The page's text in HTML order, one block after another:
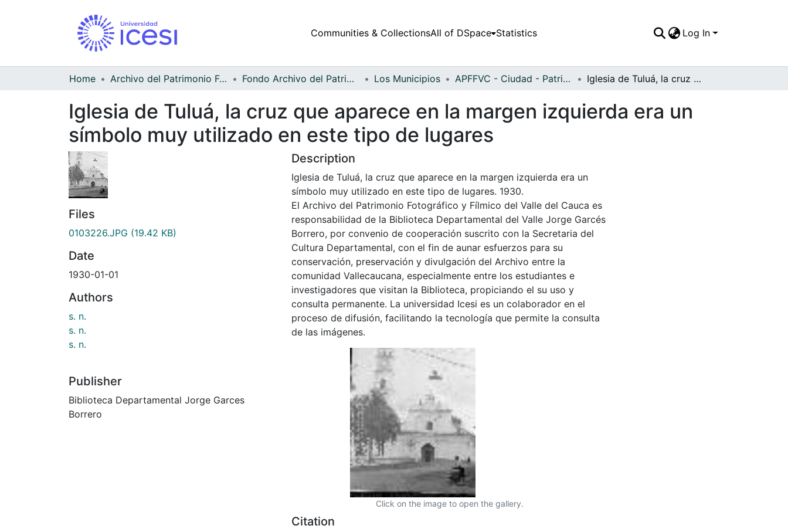
Communities & CollectionsAll of DSpace Statistics Log In
Home Archivo del Patrimonio Fotográfico y Fílmico del Valle del Cauca Fondo Archivo del Patrimonio Fotográfico y Fílmico del Valle del Cauca Los Municipios APFFVC - Ciudad - Patrimonial Iglesia de Tuluá, la cruz que aparece en la margen izquierda era un símbolo muy utilizado en este tipo de lugares
Iglesia de Tuluá, la cruz que aparece en la margen izquierda era un
símbolo muy utilizado en este tipo de lugares
Files
0103226.JPG (19.42 KB)
Date
1930-01-01
Authors
s. n.
s. n.
s. n.
Publisher
Biblioteca Departamental Jorge Garces
Borrero
Description
Iglesia de Tuluá, la cruz que aparece en la margen izquierda era un
símbolo muy utilizado en este tipo de lugares. 1930.
El Archivo del Patrimonio Fotográfico y Fílmico del Valle del Cauca es
responsabilidad de la Biblioteca Departamental del Valle Jorge Garcés
Borrero, por convenio de cooperación suscrito con la Secretaria del
Cultura Departamental, con el fin de aunar esfuerzos para su
conservación, preservación y divulgación del Archivo entre la
comunidad Vallecaucana, especialmente entre los estudiantes e
investigadores que visitan la Biblioteca, propiciando el su uso y
consulta permanente. La universidad Icesi es un colaborador en el
proceso de difusión, facilitando la tecnología que permite la consulta
de las imágenes.
Click on the image to open the gallery.
Citation